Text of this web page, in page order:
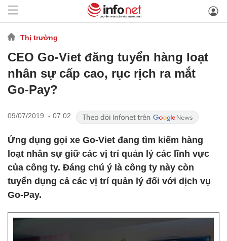
Thị trường
CEO Go-Viet đăng tuyển hàng loạt
nhân sự cấp cao, rục rịch ra mắt
Go-Pay?
09/07/2019 - 07:02
Ứng dụng gọi xe Go-Viet đang tìm kiếm hàng
loạt nhân sự giữ các vị trí quản lý các lĩnh vực
của công ty. Đáng chú ý là công ty này còn
tuyển dụng cả các vị trí quản lý đối với dịch vụ
Go-Pay.